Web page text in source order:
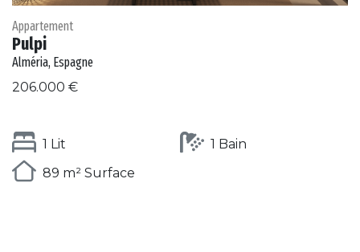
Appartement
Pulpi
Alméria, Espagne
206.000 €
1 Lit
1 Bain
89 m² Surface